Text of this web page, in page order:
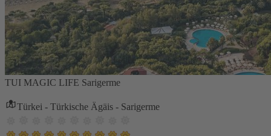
TUI MAGIC LIFE Sarigerme
Türkei - Türkische Ägäis - Sarigerme